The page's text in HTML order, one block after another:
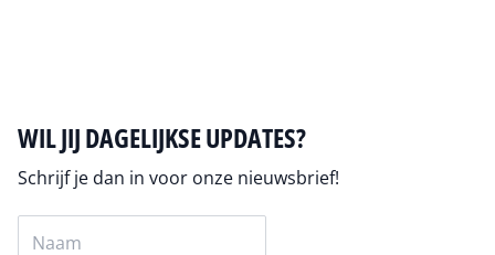
WIL JIJ DAGELIJKSE UPDATES?
Schrijf je dan in voor onze nieuwsbrief!